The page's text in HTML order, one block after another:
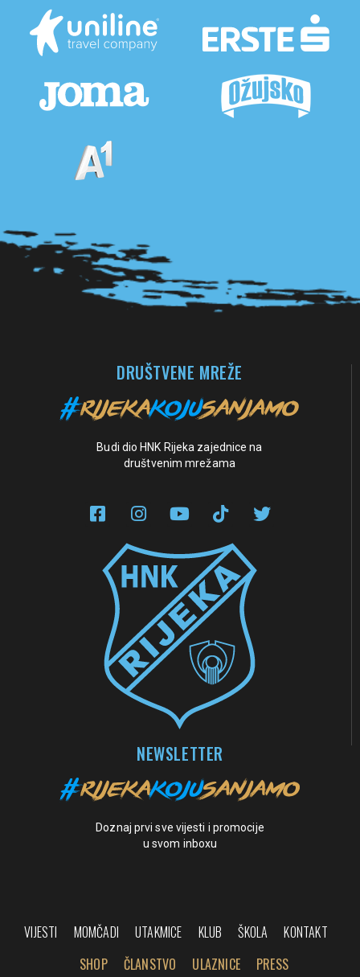
DRUŠTVENE MREŽE
Budi dio HNK Rijeka zajednice na
društvenim mrežama
NEWSLETTER
Doznaj prvi sve vijesti i promocije
u svom inboxu
VIJESTI MOMČADI UTAKMICE KLUB ŠKOLA
KONTAKT
SHOP
ČLANSTVO ULAZNICE PRESS